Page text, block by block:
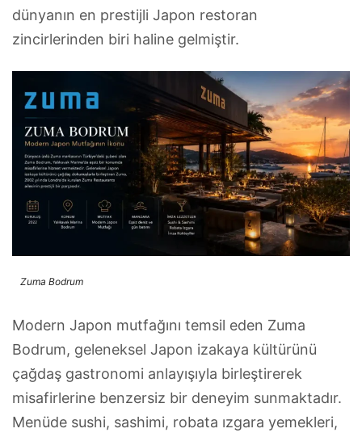
dünyanın en prestijli Japon restoran
zincirlerinden biri haline gelmiştir.
Zuma Bodrum
Modern Japon mutfağını temsil eden Zuma
Bodrum, geleneksel Japon izakaya kültürünü
çağdaş gastronomi anlayışıyla birleştirerek
misafirlerine benzersiz bir deneyim sunmaktadır.
Menüde sushi, sashimi, robata ızgara yemekleri,